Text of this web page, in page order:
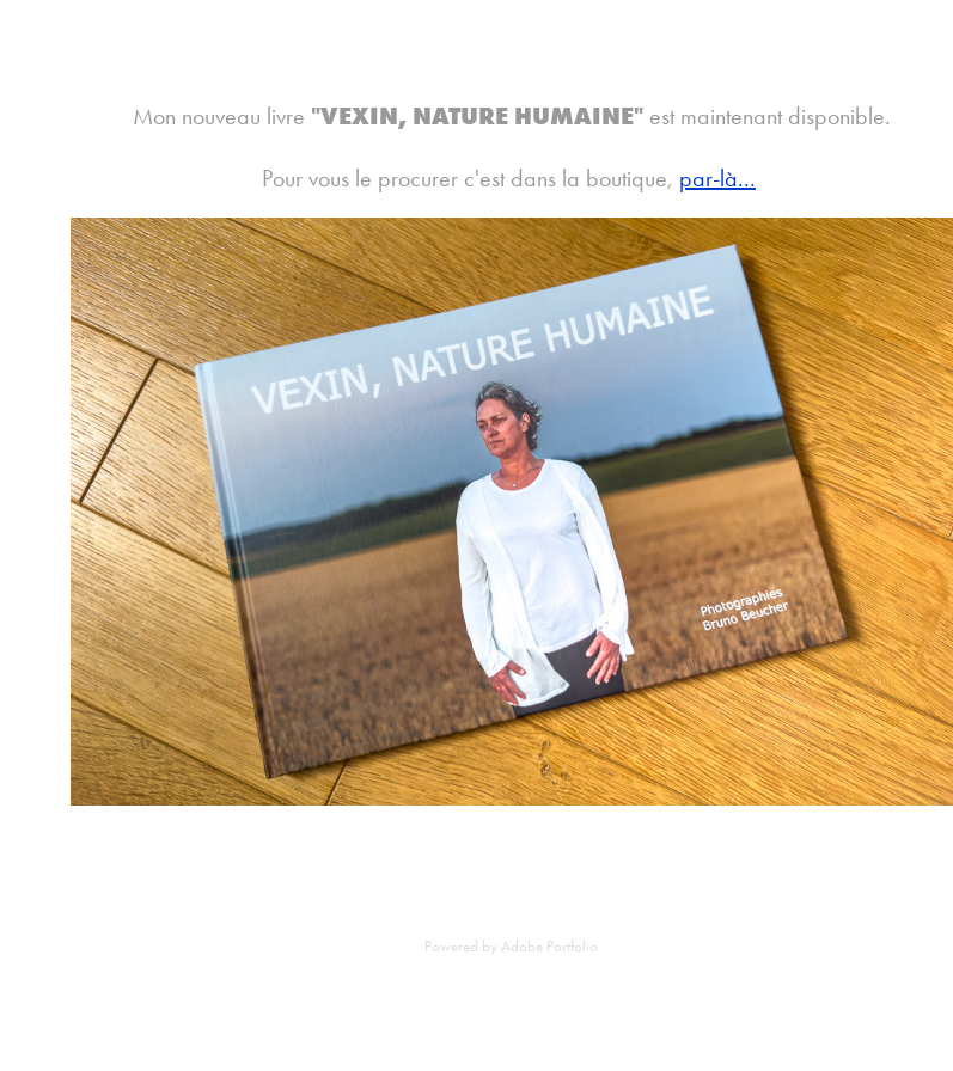
Mon nouveau livre "VEXIN, NATURE HUMAINE"est maintenant disponible.
Pour vous le procurer c'est dans la boutique, par-là...
Powered by Adobe Portfolio